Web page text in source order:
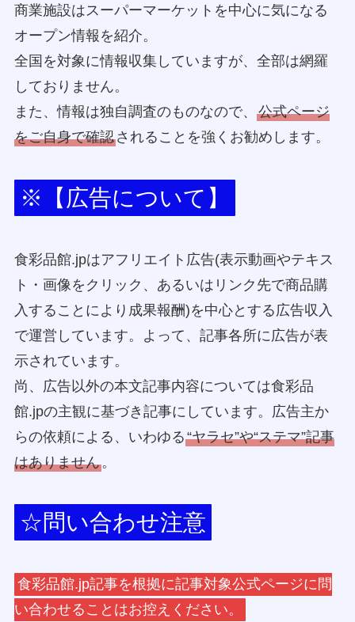
商業施設はスーパーマーケットを中心に気になる
オープン情報を紹介。
全国を対象に情報収集していますが、全部は網羅
しておりません。
また、情報は独自調査のものなので、 公式ページ
をご自身で確認されることを強くお勧めします。
※【広告について】
食彩品館.jpはアフリエイト広告(表示動画やテキス
ト・画像をクリック、あるいはリンク先で商品購
入することにより成果報酬)を中心とする広告収入
で運営しています。よって、記事各所に広告が表
示されています。
尚、広告以外の本文記事内容については食彩品
館.jpの主観に基づき記事にしています。広告主か
らの依頼による、いわゆる“ヤラセ”や“ステマ”記事
はありません。
☆問い合わせ注意
食彩品館.jp記事を根拠に記事対象公式ページに問
い合わせることはお控えください。